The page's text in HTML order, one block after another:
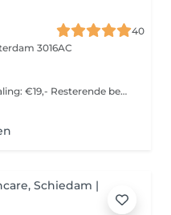
40
3016AC
Actieprijs: €139,- ipv €198 Aanbetaling: €19,- Resterende bedrag €120,- afrekenen in de salon